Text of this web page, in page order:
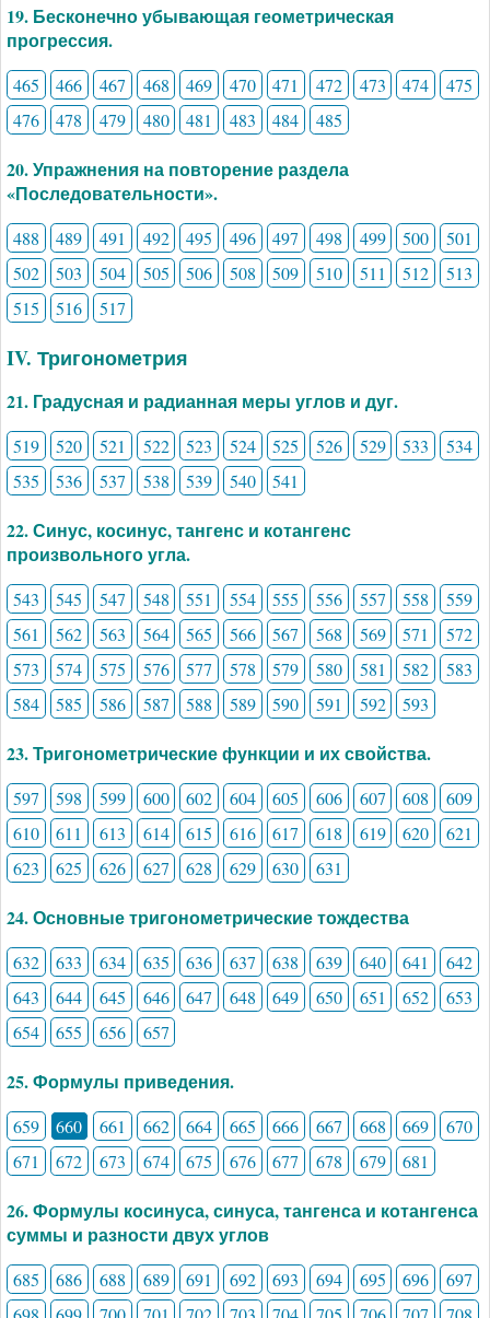
19. Бесконечно убывающая геометрическая
прогрессия.
465 466 467 468 469 470 471 472 473 474
475
476
478 479 480 481 483 484 485
20. Упражнения на повторение раздела
«Последовательности».
488 489 491 492 495 496 497 498 499 500
501
502
503 504 505 506 508 509 510 511 512
513
515
516 517
IV. Тригонометрия
21. Градусная и радианная меры углов и дуг.
519 520 521 522 523 524 525 526 529 533
534
535
536 537 538 539 540 541
22. Синус, косинус, тангенс и котангенс
произвольного угла.
543 545 547 548 551 554 555 556 557 558
559
561
562 563 564 565 566 567 568 569 571
572
573
574 575 576 577 578 579 580 581 582
583
584
585 586 587 588 589 590 591 592 593
23. Тригонометрические функции и их свойства.
597 598 599 600 602 604 605 606 607 608
609
610
611 613 614 615 616 617 618 619 620
621
623
625 626 627 628 629 630 631
24. Основные тригонометрические тождества
632 633 634 635 636 637 638 639 640 641
642
643
644 645 646 647 648 649 650 651 652
653
654
655 656 657
25. Формулы приведения.
659 660 661 662 664 665 666 667 668 669
670
671
672 673 674 675 676 677 678 679 681
26. Формулы косинуса, синуса, тангенса и котангенса
суммы и разности двух углов
685 686 688 689 691 692 693 694 695 696
697